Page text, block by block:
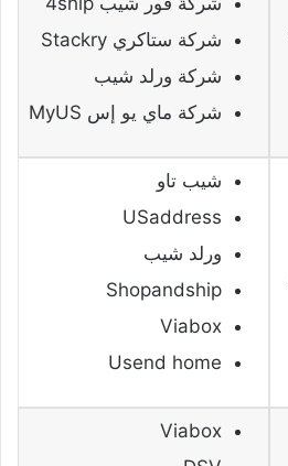
شركة ستاكري Stackry
شركة ورلد شيب
شركة ماي يو إس MyUS
شيب تاو
USaddress
ورلد شيب
Shopandship
Viabox
Usend home
Viabox